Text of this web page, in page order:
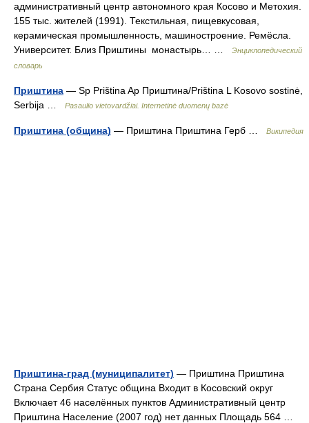
административный центр автономного края Косово и Метохия.
155 тыс. жителей (1991). Текстильная, пищевкусовая,
керамическая промышленность, машиностроение. Ремёсла.
Университет. Близ Приштины монастырь… …
Энциклопедический
словарь
Приштина — Sp Priština Ap Приштина/Priština L Kosovо sostinė,
Serbija …
Pasaulio vietovardžiai. Internetinė duomenų bazė
Приштина (община) — Приштина Приштина Герб … Википедия
Приштина-град (муниципалитет) — Приштина Приштина
Страна Сербия Статус община Входит в Косовский округ
Включает 46 населённых пунктов Административный центр
Приштина Население (2007 год) нет данных Площадь 564 …